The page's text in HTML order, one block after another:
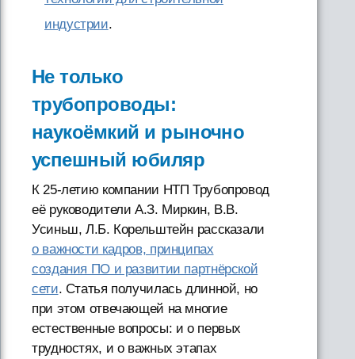
индустрии.
Не только
трубопроводы:
наукоёмкий и рыночно
успешный юбиляр
К 25-летию компании НТП Трубопровод
её руководители А.З. Миркин, В.В.
Усиньш, Л.Б. Корельштейн рассказали
о важности кадров, принципах
создания ПО и развитии партнёрской
сети. Статья получилась длинной, но
при этом отвечающей на многие
естественные вопросы: и о первых
трудностях, и о важных этапах